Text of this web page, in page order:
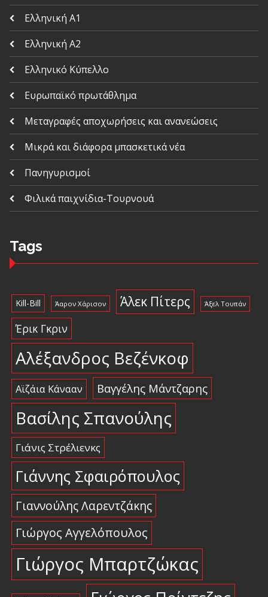
Ελληνική Α1
Ελληνική Α2
Ελληνικό Κύπελλο
Ευρωπαϊκό πρωτάθλημα
Μεταγραφές αποχωρήσεις και ανανεώσεις
Μικρά και διάφορα μπασκετικά νέα
Πανηγυρισμοί
Φιλικά παιχνίδια-Τουρνουά
Tags
Kill-Bill Άαρον Χάρισον Άλεκ Πίτερς Άξελ Τουπάν
Έρικ Γκριν
Αλέξανδρος Βεζένκοφ
Αϊζάια Κάνααν Βαγγέλης Μάντζαρης
Βασίλης Σπανούλης
Γιάνις Στρέλιενκς
Γιάννης Σφαιρόπουλος
Γιαννούλης Λαρεντζάκης
Γιώργος Αγγελόπουλος
Γιώργος Μπαρτζώκας